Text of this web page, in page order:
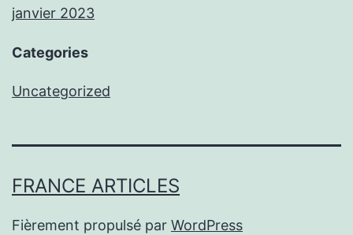
janvier 2023
Categories
Uncategorized
FRANCE ARTICLES
Fièrement propulsé par WordPress